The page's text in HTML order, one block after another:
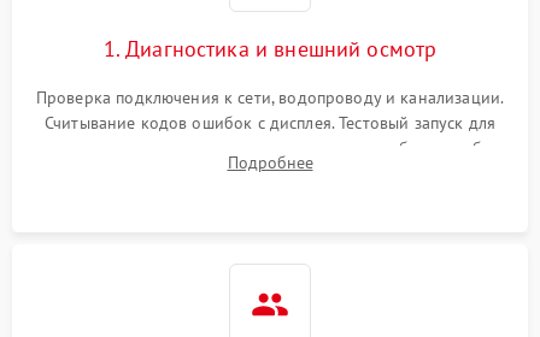
1. Диагностика и внешний осмотр
Проверка подключения к сети, водопроводу и канализации.
Считывание кодов ошибок с дисплея. Тестовый запуск для
выявления посторонних шумов, протечек или сбоев в работе
электронного модуля управления.
Подробнее